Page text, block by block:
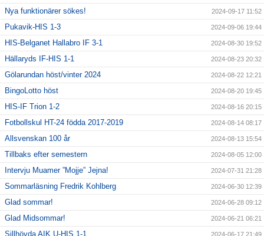
Nya funktionärer sökes! 2024-09-17 11:52
Pukavik-HIS 1-3 2024-09-06 19:44
HIS-Belganet Hallabro IF 3-1 2024-08-30 19:52
Hällaryds IF-HIS 1-1 2024-08-23 20:32
Gölarundan höst/vinter 2024 2024-08-22 12:21
BingoLotto höst 2024-08-20 19:45
HIS-IF Trion 1-2 2024-08-16 20:15
Fotbollskul HT-24 födda 2017-2019 2024-08-14 08:17
Allsvenskan 100 år 2024-08-13 15:54
Tillbaks efter semestern 2024-08-05 12:00
Intervju Muamer ”Mojje” Jejna! 2024-07-31 21:28
Sommarläsning Fredrik Kohlberg 2024-06-30 12:39
Glad sommar! 2024-06-28 09:12
Glad Midsommar! 2024-06-21 06:21
Sillhövda AIK U-HIS 1-1 2024-06-17 21:49